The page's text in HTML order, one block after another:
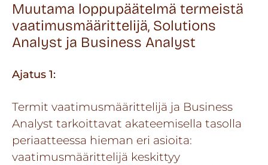
Muutama loppupäätelmä termeistä
vaatimusmäärittelijä, Solutions
Analyst ja Business Analyst
Ajatus 1:
Termit vaatimusmäärittelijä ja Business
Analyst tarkoittavat akateemisella tasolla
periaatteessa hieman eri asioita:
vaatimusmäärittelijä keskittyy